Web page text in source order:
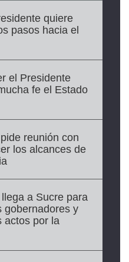
quiere
pasos hacia el
el Presidente
fe el Estado
reunión con
los alcances de
a Sucre para
gobernadores y
actos por la